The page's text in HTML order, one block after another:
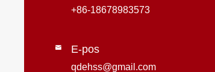
+86-18678983573
 E-pos
qdehss@gmail.com